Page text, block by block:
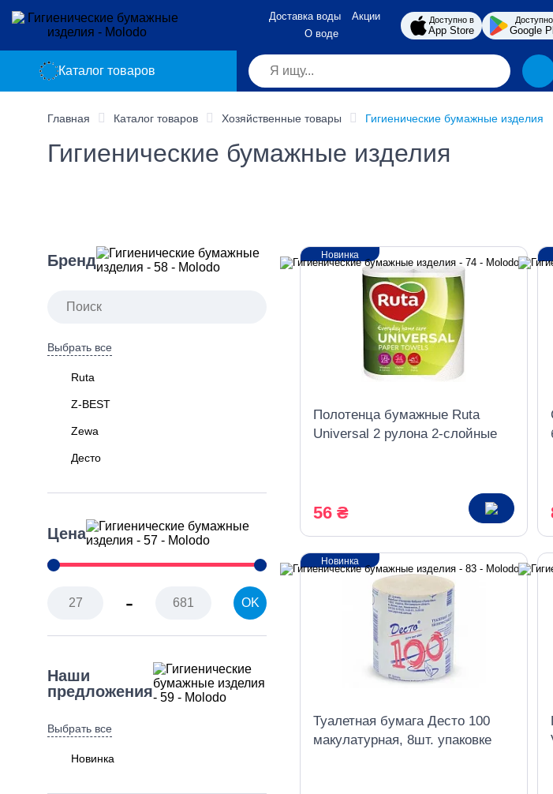
Доставка воды
Акции
О воде
Доступно в
App Store Google
Каталог товаров
Главная Каталог товаров Хозяйственные товары Гигиенические бумажные изделия
Гигиенические бумажные изделия
Цена
- OK
Бренд
Выбрать все
Ruta
Z-BEST
Zewa
Десто
Наши
предложения
Выбрать все
Новинка
Полотенца бумажные Ruta
Universal 2 рулона 2-слойные
56 ₴
Новинка
Туалетная бумага Десто 100
макулатурная, 8шт. упаковке
Новинка